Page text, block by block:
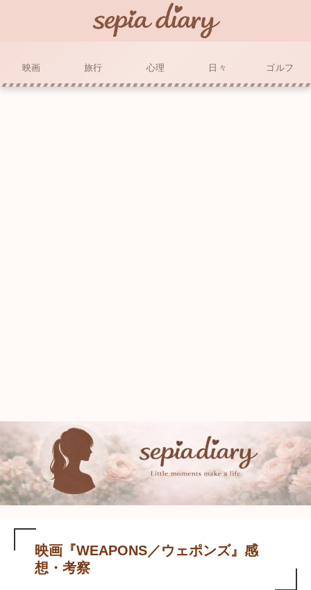
映画 旅行 心理 日々 ゴルフ
映画『WEAPONS／ウェポンズ』感
想・考察